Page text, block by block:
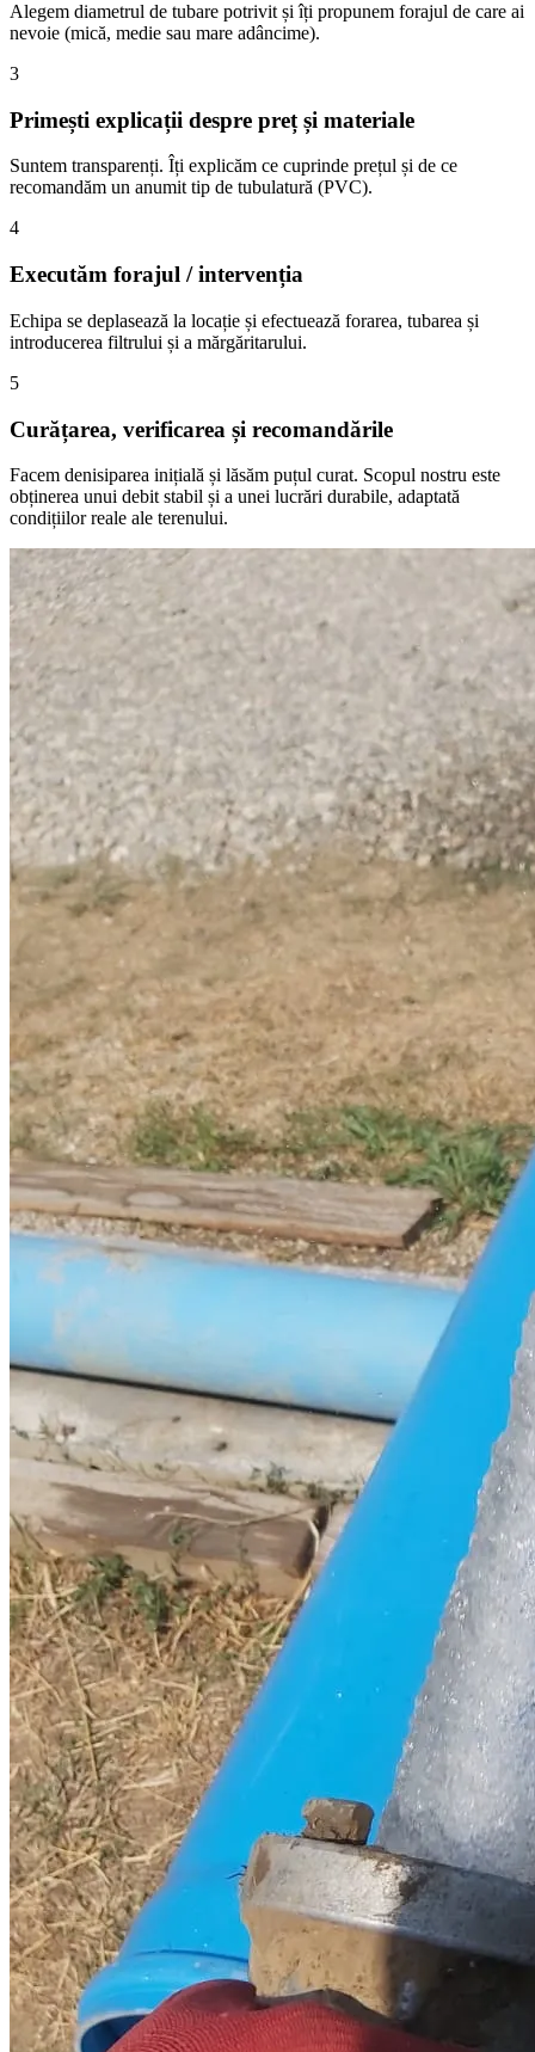
Alegem diametrul de tubare potrivit și îți propunem forajul de care ai
nevoie (mică, medie sau mare adâncime).
3
Primești explicații despre preț și materiale
Suntem transparenți. Îți explicăm ce cuprinde prețul și de ce
recomandăm un anumit tip de tubulatură (PVC).
4
Executăm forajul / intervenția
Echipa se deplasează la locație și efectuează forarea, tubarea și
introducerea filtrului și a mărgăritarului.
5
Curățarea, verificarea și recomandările
Facem denisiparea inițială și lăsăm puțul curat. Scopul nostru este
obținerea unui debit stabil și a unei lucrări durabile, adaptată
condițiilor reale ale terenului.